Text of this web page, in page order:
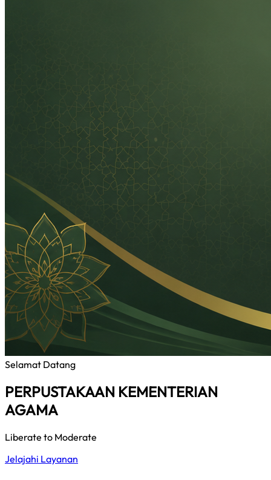
Selamat Datang
PERPUSTAKAAN KEMENTERIAN
AGAMA
Liberate to Moderate
Jelajahi Layanan